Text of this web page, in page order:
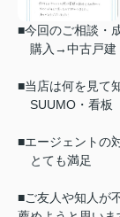
■今回のご相談・
購入→中古戸建
■当店は何を見て
SUUMO・看板
■エージェントの
とても満足
■ご友人や知人が